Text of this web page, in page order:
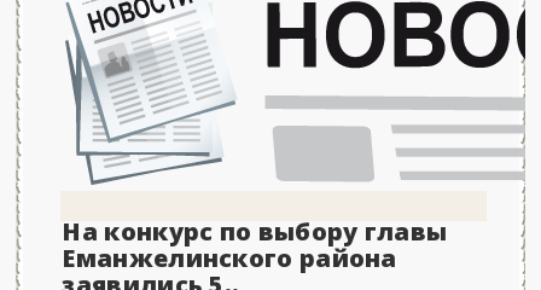
На конкурс по выбору главы
Еманжелинского района